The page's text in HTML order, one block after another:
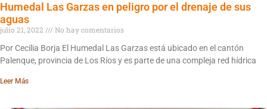
Humedal Las Garzas en peligro por el drenaje de sus
aguas
julio 21, 2022
No hay comentarios
Por Cecilia Borja El Humedal Las Garzas está ubicado en el cantón
Palenque, provincia de Los Ríos y es parte de una compleja red hídrica
Leer Más